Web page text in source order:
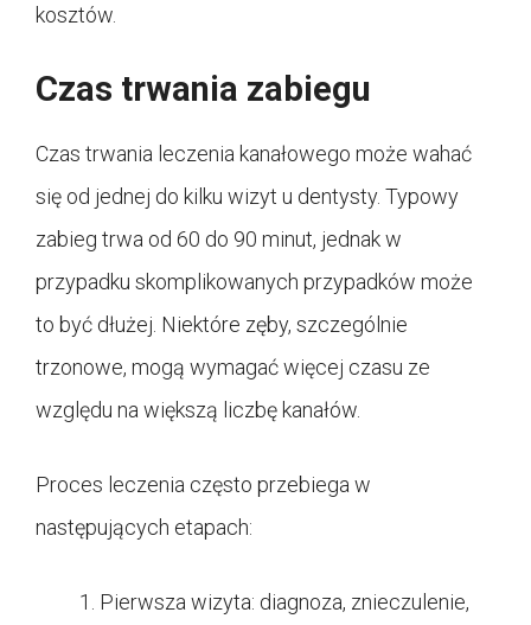
kosztów.
Czas trwania zabiegu
Czas trwania leczenia kanałowego może wahać
się od jednej do kilku wizyt u dentysty. Typowy
zabieg trwa od 60 do 90 minut, jednak w
przypadku skomplikowanych przypadków może
to być dłużej. Niektóre zęby, szczególnie
trzonowe, mogą wymagać więcej czasu ze
względu na większą liczbę kanałów.
Proces leczenia często przebiega w
następujących etapach:
Pierwsza wizyta: diagnoza, znieczulenie,